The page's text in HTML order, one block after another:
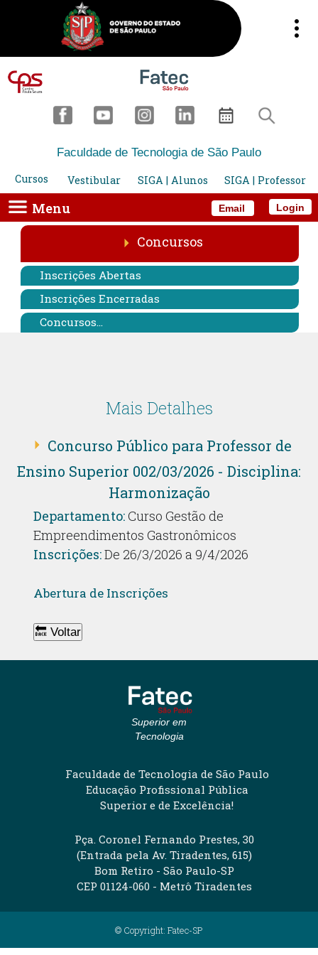
Email
Faculdade de Tecnologia de São Paulo
Cursos
Vestibular SIGA | Alunos SIGA | Professor
Menu Login
Concursos
Inscrições Abertas
Inscrições Encerradas
Concursos...
Mais Detalhes
Concurso Público para Professor de
Ensino Superior 002/03/2026 - Disciplina:
Harmonização
Departamento:Curso Gestão de
Empreendimentos Gastronômicos
Inscrições:De 26/3/2026 a 9/4/2026
Abertura de Inscrições
🔙 Voltar
Superior em
Tecnologia
Faculdade de Tecnologia de São Paulo
Educação Profissional Pública
Superior e de Excelência!
Pça. Coronel Fernando Prestes, 30
(Entrada pela Av. Tiradentes, 615)
Bom Retiro - São Paulo-SP
CEP 01124-060 - Metrô Tiradentes
© Copyright: Fatec-SP